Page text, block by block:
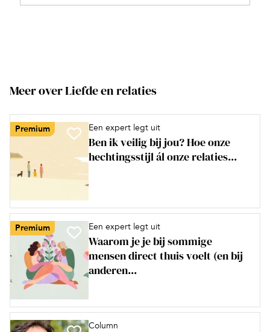
Meer over Liefde en relaties
Premium Een expert legt uit
Ben ik veilig bij jou? Hoe onze
hechtingsstijl ál onze relaties...
Premium Een expert legt uit
Waarom je je bij sommige
mensen direct thuis voelt (en bij
anderen...
Column